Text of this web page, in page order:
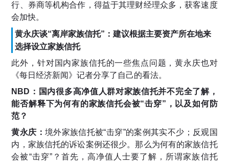
行、券商等机构合作，得益于其理财经理众多，获客速度
会加快。
黄永庆谈“离岸家族信托”：建议根据主要资产所在地来
选择设立家族信托
此外，针对国内家族信托的一些焦点问题，黄永庆也对
《每日经济新闻》记者分享了自己的看法。
NBD：国内很多高净值人群对家族信托并不完全了解，
能否解释下为何有的家族信托会被“击穿”，以及如何防
范？
黄永庆： 境外家族信托被“击穿”的案例其实不少；反观国
内，家族信托的诉讼案例还很少。那么为何有的家族信托
会被“击穿”？首先，高净值人士要了解，所谓家族信托